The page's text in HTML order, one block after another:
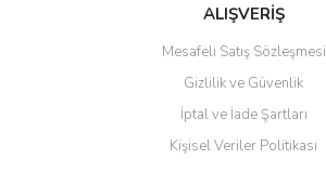
Ürün fiyatı diğer sitelerden daha pahalı.
ALIŞVERİŞ
Mesafeli Satış Sözleşmesi
Gizlilik ve Güvenlik
İptal ve İade Şartları
Kişisel Veriler Politikası